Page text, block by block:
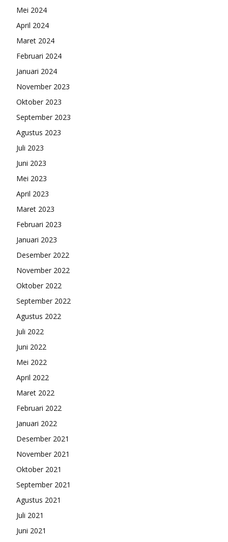
Mei 2024
April 2024
Maret 2024
Februari 2024
Januari 2024
November 2023
Oktober 2023
September 2023
Agustus 2023
Juli 2023
Juni 2023
Mei 2023
April 2023
Maret 2023
Februari 2023
Januari 2023
Desember 2022
November 2022
Oktober 2022
September 2022
Agustus 2022
Juli 2022
Juni 2022
Mei 2022
April 2022
Maret 2022
Februari 2022
Januari 2022
Desember 2021
November 2021
Oktober 2021
September 2021
Agustus 2021
Juli 2021
Juni 2021